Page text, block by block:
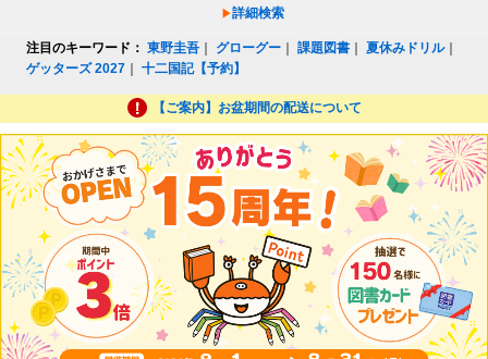
詳細検索
注目のキーワード： 東野圭吾 グローグー ｜課題図書 ｜夏休みドリル｜
ゲッターズ 2027 ｜十二国記【予約】
【ご案内】お盆期間の配送について